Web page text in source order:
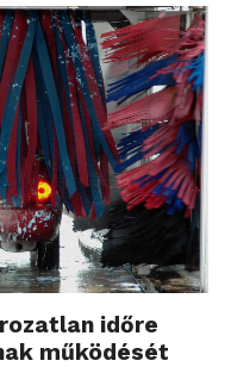
időre
működését